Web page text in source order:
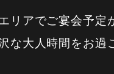
リアでご宴会予定
な大人時間をお過